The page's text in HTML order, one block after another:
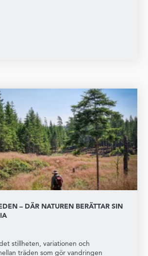
– DÄR NATUREN BERÄTTAR SIN
stillheten, variationen och
träden som gör vandringen